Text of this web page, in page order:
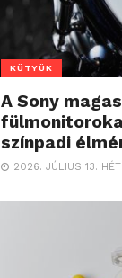
KÜTYÜK
A Sony
színpadi
2026. JÚLIUS 13.